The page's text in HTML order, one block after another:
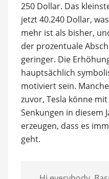
250 Dollar. Das
jetzt 40.240 Dollar,
mehr ist als bisher,
der prozentuale
geringer. Die
hauptsächlich
motiviert sein.
zuvor, Tesla könne
Senkungen in diesem
erzeugen, dass es
geht.